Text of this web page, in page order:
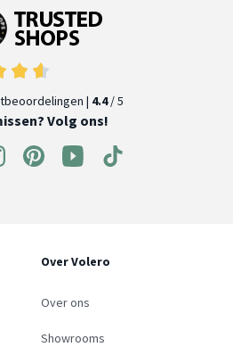
| 4.4/ 5
Volg ons!
Over Volero
Over ons
Showrooms